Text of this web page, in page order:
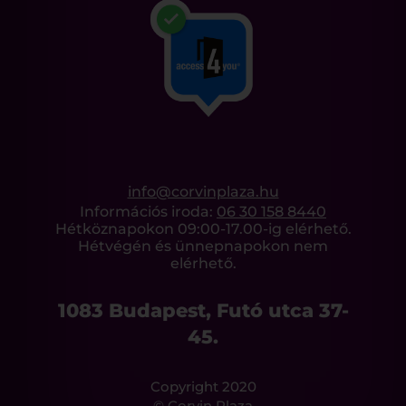
info@corvinplaza.hu
Információs iroda: 06 30 158 8440
Hétköznapokon 09:00-17.00-ig elérhető.
Hétvégén és ünnepnapokon nem
elérhető.
1083 Budapest, Futó utca 37-
45.
Copyright 2020